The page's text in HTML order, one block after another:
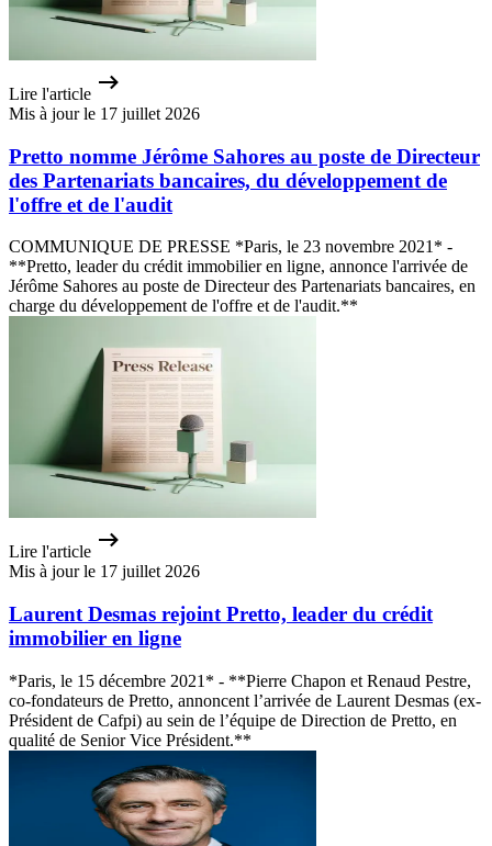
Lire l'article
Mis à jour le 17 juillet 2026
Pretto nomme Jérôme Sahores au poste de Directeur
des Partenariats bancaires, du développement de
l'offre et de l'audit
COMMUNIQUE DE PRESSE *Paris, le 23 novembre 2021* -
**Pretto, leader du crédit immobilier en ligne, annonce l'arrivée de
Jérôme Sahores au poste de Directeur des Partenariats bancaires, en
charge du développement de l'offre et de l'audit.**
Lire l'article
Mis à jour le 17 juillet 2026
Laurent Desmas rejoint Pretto, leader du crédit
immobilier en ligne
*Paris, le 15 décembre 2021* - **Pierre Chapon et Renaud Pestre,
co-fondateurs de Pretto, annoncent l’arrivée de Laurent Desmas (ex-
Président de Cafpi) au sein de l’équipe de Direction de Pretto, en
qualité de Senior Vice Président.**